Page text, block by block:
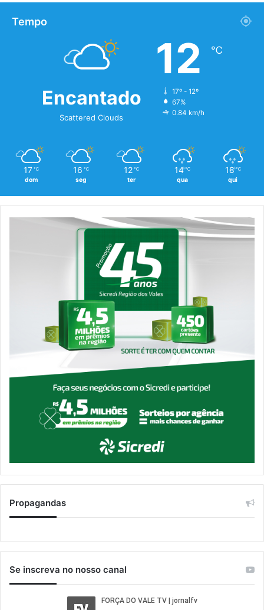
Tempo
Encantado
Scattered Clouds
12 ℃
17º - 12º
67%
0.84 km/h
17 ℃
dom
16 ℃
seg
12 ℃
ter
14 ℃
qua
18 ℃
qui
Propagandas
Se inscreva no nosso canal